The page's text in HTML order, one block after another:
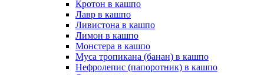
Кротон в кашпо
Лавр в кашпо
Ливистона в кашпо
Лимон в кашпо
Монстера в кашпо
Муса тропикана (банан) в кашпо
Нефролепис (папоротник) в кашпо